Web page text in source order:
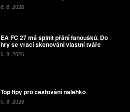
chyby
6. 8. 2026
EA FC 27 má splnit přání fanoušků. Do
hry se vrací skenování vlastní tváře
6. 8. 2026
Top tipy pro cestování nalehko
5. 8. 2026